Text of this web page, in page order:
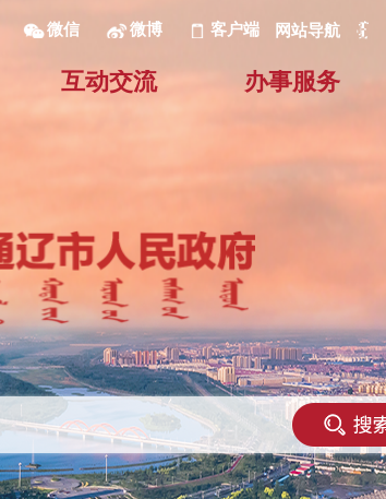
微信 微博 客户端 网站导航
互动交流 办事服务